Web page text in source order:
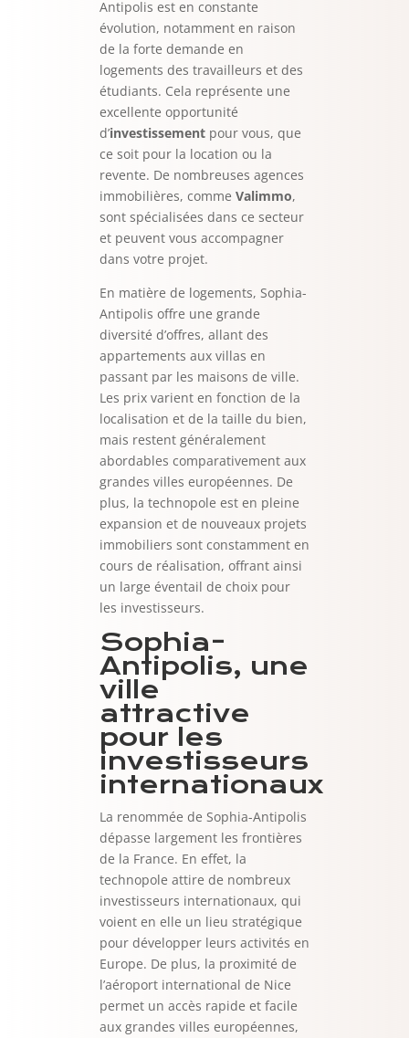
Antipolis est en constante
évolution, notamment en raison
de la forte demande en
logements des travailleurs et des
étudiants. Cela représente une
excellente opportunité
d’investissementpour vous, que
ce soit pour la location ou la
revente. De nombreuses agences
immobilières, comme Valimmo,
sont spécialisées dans ce secteur
et peuvent vous accompagner
dans votre projet.
En matière de logements, Sophia-
Antipolis offre une grande
diversité d’offres, allant des
appartements aux villas en
passant par les maisons de ville.
Les prix varient en fonction de la
localisation et de la taille du bien,
mais restent généralement
abordables comparativement aux
grandes villes européennes. De
plus, la technopole est en pleine
expansion et de nouveaux projets
immobiliers sont constamment en
cours de réalisation, offrant ainsi
un large éventail de choix pour
les investisseurs.
Sophia-
Antipolis, une
ville
attractive
pour les
investisseurs
internationaux
La renommée de Sophia-Antipolis
dépasse largement les frontières
de la France. En effet, la
technopole attire de nombreux
investisseurs internationaux, qui
voient en elle un lieu stratégique
pour développer leurs activités en
Europe. De plus, la proximité de
l’aéroport international de Nice
permet un accès rapide et facile
aux grandes villes européennes,